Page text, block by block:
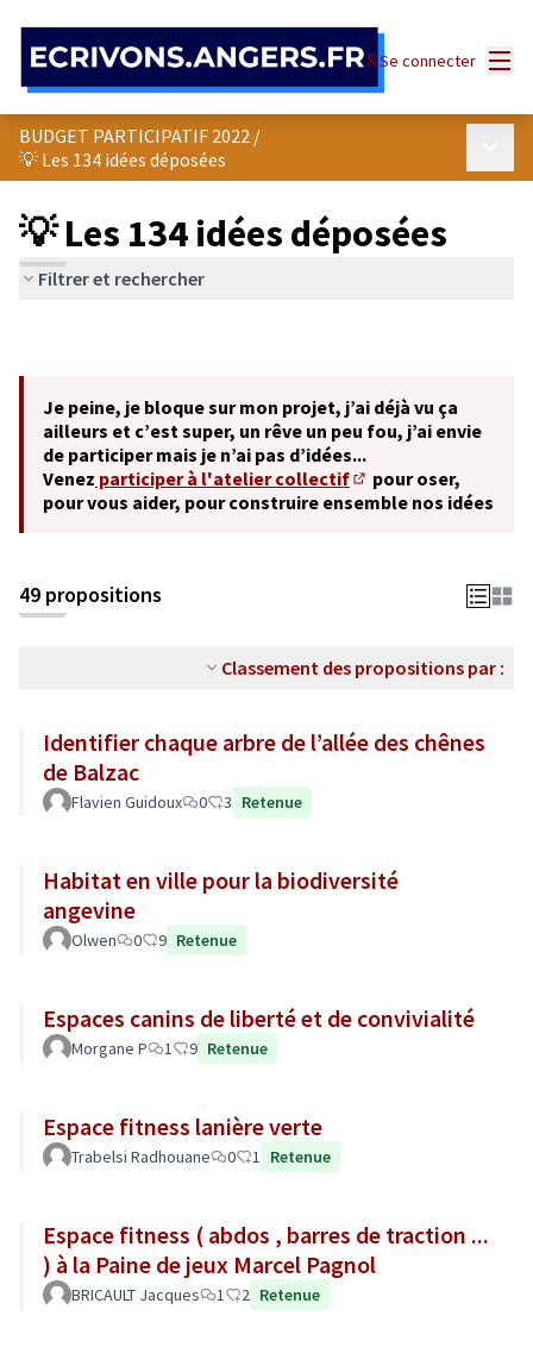
Se connecter
BUDGET PARTICIPATIF 2022 /
💡 Les 134 idées déposées
💡 Les 134 idées déposées
Filtrer et rechercher
Je peine, je bloque sur mon projet, j’ai déjà vu ça
ailleurs et c’est super, un rêve un peu fou, j’ai envie
de participer mais je n’ai pas d’idées...
Venez participer à l'atelier collectif
(S'ouvre dans un
pour oser,
pour vous aider, pour construire ensemble nos idées
49 propositions
Classement des propositions par :
Identifier chaque arbre de l’allée des chênes
de Balzac
Flavien Guidoux 0 3 Retenue
Habitat en ville pour la biodiversité
angevine
Olwen 0 9 Retenue
Espaces canins de liberté et de convivialité
Morgane P 1 9 Retenue
Espace fitness lanière verte
Trabelsi Radhouane 0 1 Retenue
Espace fitness ( abdos , barres de traction ...
) à la Paine de jeux Marcel Pagnol
BRICAULT Jacques 1 2 Retenue